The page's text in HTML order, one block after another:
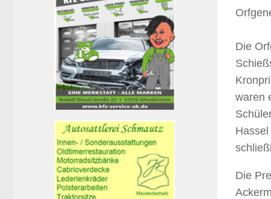
Die
waren
Die